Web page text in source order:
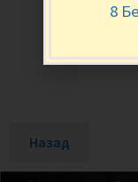
Назад
8